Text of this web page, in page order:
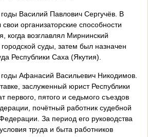
Василий Павлович Сергучёв. В
организаторские способности
когда возглавлял Мирнинский
суды, затем был назначен
Республики Саха (Якутия).
Афанасий Васильевич Никодимов.
заслуженный юрист Республики
первого, пятого и седьмого съездов
почётный работник судебной
За период его руководства
труда и быта работников